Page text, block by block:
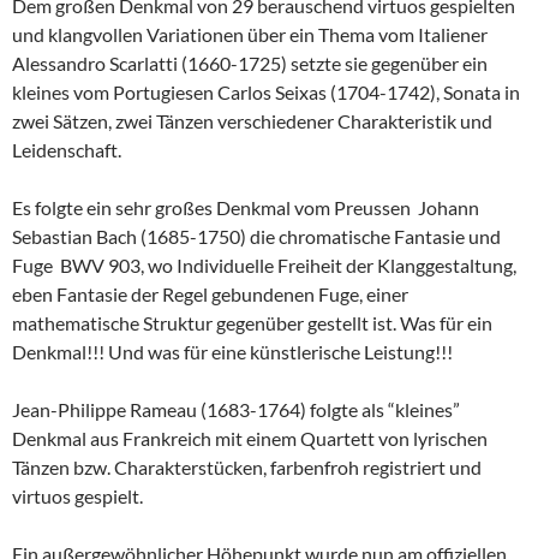
Dem großen Denkmal von 29 berauschend virtuos gespielten
und klangvollen Variationen über ein Thema vom Italiener
Alessandro Scarlatti (1660-1725) setzte sie gegenüber ein
kleines vom Portugiesen Carlos Seixas (1704-1742), Sonata in
zwei Sätzen, zwei Tänzen verschiedener Charakteristik und
Leidenschaft.
Es folgte ein sehr großes Denkmal vom Preussen Johann
Sebastian Bach (1685-1750) die chromatische Fantasie und
Fuge BWV 903, wo Individuelle Freiheit der Klanggestaltung,
eben Fantasie der Regel gebundenen Fuge, einer
mathematische Struktur gegenüber gestellt ist. Was für ein
Denkmal!!! Und was für eine künstlerische Leistung!!!
Jean-Philippe Rameau (1683-1764) folgte als “kleines”
Denkmal aus Frankreich mit einem Quartett von lyrischen
Tänzen bzw. Charakterstücken, farbenfroh registriert und
virtuos gespielt.
Ein außergewöhnlicher Höhepunkt wurde nun am offiziellen